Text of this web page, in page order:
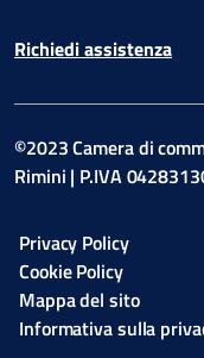
Richiedi assistenza
©2023 Camera di
Rimini | P.IVA
Privacy Policy
Cookie Policy
Mappa del sito
Informativa sulla